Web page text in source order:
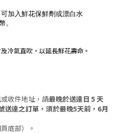
加入鮮花保鮮劑或漂白水
。
冷氣直吹，以延長鮮花壽命。
收件地址，請最晚於送達日 5 天
送達之訂單，須於最晚5天前，6月
底部）。